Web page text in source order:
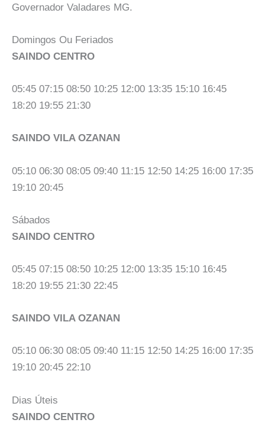
Governador Valadares MG.
Domingos Ou Feriados
SAINDO CENTRO
05:45 07:15 08:50 10:25 12:00 13:35 15:10 16:45
18:20 19:55 21:30
SAINDO VILA OZANAN
05:10 06:30 08:05 09:40 11:15 12:50 14:25 16:00 17:35
19:10 20:45
Sábados
SAINDO CENTRO
05:45 07:15 08:50 10:25 12:00 13:35 15:10 16:45
18:20 19:55 21:30 22:45
SAINDO VILA OZANAN
05:10 06:30 08:05 09:40 11:15 12:50 14:25 16:00 17:35
19:10 20:45 22:10
Dias Úteis
SAINDO CENTRO